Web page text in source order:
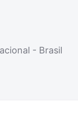
- Brasil